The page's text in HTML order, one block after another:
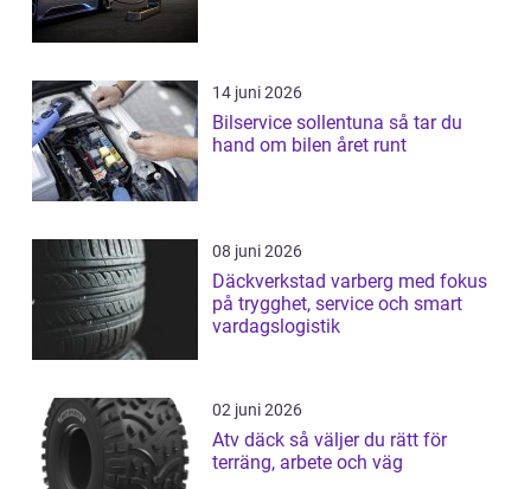
14 juni 2026
Bilservice sollentuna så tar du
hand om bilen året runt
08 juni 2026
Däckverkstad varberg med fokus
på trygghet, service och smart
vardagslogistik
02 juni 2026
Atv däck så väljer du rätt för
terräng, arbete och väg